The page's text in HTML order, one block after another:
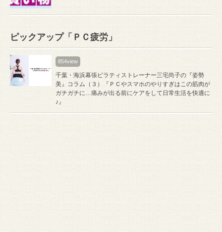
ピックアップ「ＰＣ疲労」
854view
千葉・海浜幕張ピラティストレーナー三宅尚子の『姿勢
美』コラム（３）『ＰＣやスマホのやりすぎはこの筋肉が
ガチガチに…痛みが出る前にケアをして日常生活を快適に
♪』